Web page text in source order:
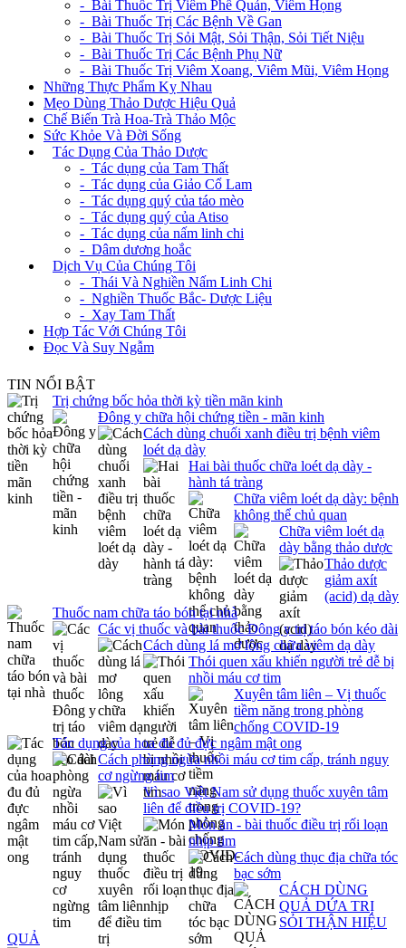
- Bài Thuốc Trị Viêm Phế Quản, Viêm Họng
- Bài Thuốc Trị Các Bệnh Về Gan
- Bài Thuốc Trị Sỏi Mật, Sỏi Thận, Sỏi Tiết Niệu
- Bài Thuốc Trị Các Bệnh Phụ Nữ
- Bài Thuốc Trị Viêm Xoang, Viêm Mũi, Viêm Họng
Những Thực Phẩm Kỵ Nhau
Mẹo Dùng Thảo Dược Hiệu Quả
Chế Biến Trà Hoa-Trà Thảo Mộc
Sức Khỏe Và Đời Sống
Tác Dụng Của Thảo Dược
- Tác dụng của Tam Thất
- Tác dụng của Giảo Cổ Lam
- Tác dụng quý của táo mèo
- Tác dụng quý của Atiso
- Tác dụng của nấm linh chi
- Dâm dương hoắc
Dịch Vụ Của Chúng Tôi
- Thái Và Nghiền Nấm Linh Chi
- Nghiền Thuốc Bắc- Dược Liệu
- Xay Tam Thất
Hợp Tác Với Chúng Tôi
Đọc Và Suy Ngẫm
TIN NỔI BẬT
Trị chứng bốc hỏa thời kỳ tiền mãn kinh
Đông y chữa hội chứng tiền - mãn kinh
Cách dùng chuối xanh điều trị bệnh viêm
loét dạ dày
Hai bài thuốc chữa loét dạ dày -
hành tá tràng
Chữa viêm loét dạ dày: bệnh
không thể chủ quan
Chữa viêm loét dạ
dày bằng thảo dược
Thảo dược
giảm axít
(acid) dạ dày
Thuốc nam chữa táo bón tại nhà
Các vị thuốc và bài thuốc Đông y trị táo bón kéo dài
Cách dùng lá mơ lông chữa viêm dạ dày
Thói quen xấu khiến người trẻ dễ bị
nhồi máu cơ tim
Xuyên tâm liên – Vị thuốc
tiềm năng trong phòng
chống COVID-19
Tác dụng của hoa đu đủ đực ngâm mật ong
Cách phòng ngừa nhồi máu cơ tim cấp, tránh nguy
cơ ngừng tim
Vì sao Việt Nam sử dụng thuốc xuyên tâm
liên để điều trị COVID-19?
Món ăn - bài thuốc điều trị rối loạn
nhịp tim
Cách dùng thục địa chữa tóc
bạc sớm
CÁCH DÙNG
QUẢ DỨA TRỊ
SỎI THẬN HIỆU
QUẢ